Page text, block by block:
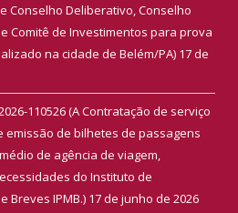
Conselho Deliberativo, Conselho
Comitê de Investimentos para prova
na cidade de Belém/PA) 17 de
110526 (A Contratação de serviço
de bilhetes de passagens
de agência de viagem,
do Instituto de
Breves IPMB.) 17 de junho de 2026